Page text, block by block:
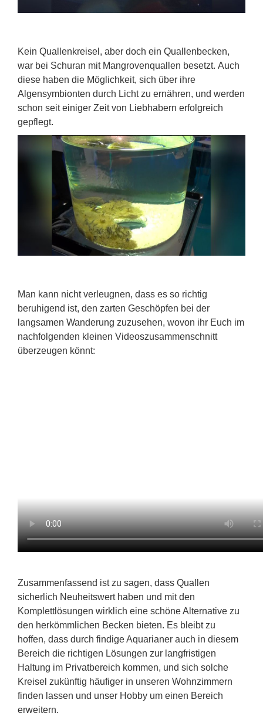
Kein Quallenkreisel, aber doch ein Quallenbecken,
war bei Schuran mit Mangrovenquallen besetzt. Auch
diese haben die Möglichkeit, sich über ihre
Algensymbionten durch Licht zu ernähren, und werden
schon seit einiger Zeit von Liebhabern erfolgreich
gepflegt.
Man kann nicht verleugnen, dass es so richtig
beruhigend ist, den zarten Geschöpfen bei der
langsamen Wanderung zuzusehen, wovon ihr Euch im
nachfolgenden kleinen Videoszusammenschnitt
überzeugen könnt:
Zusammenfassend ist zu sagen, dass Quallen
sicherlich Neuheitswert haben und mit den
Komplettlösungen wirklich eine schöne Alternative zu
den herkömmlichen Becken bieten. Es bleibt zu
hoffen, dass durch findige Aquarianer auch in diesem
Bereich die richtigen Lösungen zur langfristigen
Haltung im Privatbereich kommen, und sich solche
Kreisel zukünftig häufiger in unseren Wohnzimmern
finden lassen und unser Hobby um einen Bereich
erweitern.